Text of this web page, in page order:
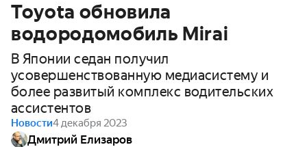
Toyota обновила
водородомобиль Mirai
В Японии седан получил
усовершенствованную медиасистему и
более развитый комплекс водительских
ассистентов
Новости4 декабря 2023
Дмитрий Елизаров